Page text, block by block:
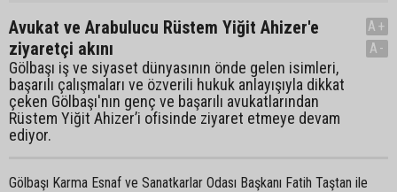
Avukat ve Arabulucu Rüstem Yiğit Ahizer'e
ziyaretçi akını
Gölbaşı iş ve siyaset dünyasının önde gelen isimleri,
başarılı çalışmaları ve özverili hukuk anlayışıyla dikkat
çeken Gölbaşı'nın genç ve başarılı avukatlarından
Rüstem Yiğit Ahizer’i ofisinde ziyaret etmeye devam
ediyor.
A+
A-
Gölbaşı Karma Esnaf ve Sanatkarlar Odası Başkanı Fatih Taştan ile